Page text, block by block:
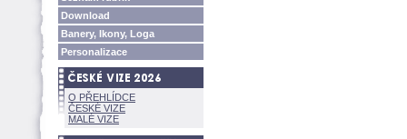
Download
Banery, Ikony, Loga
Personalizace
O PŘEHLÍDCE
ČESKÉ VIZE
MALÉ VIZE